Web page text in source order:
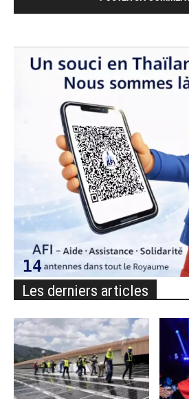
Les derniers articles